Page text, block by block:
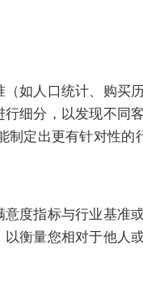
（如人口统计、购买
行细分，以发现不同
制定出更有针对性的
意度指标与行业基准
衡量您相对于他人